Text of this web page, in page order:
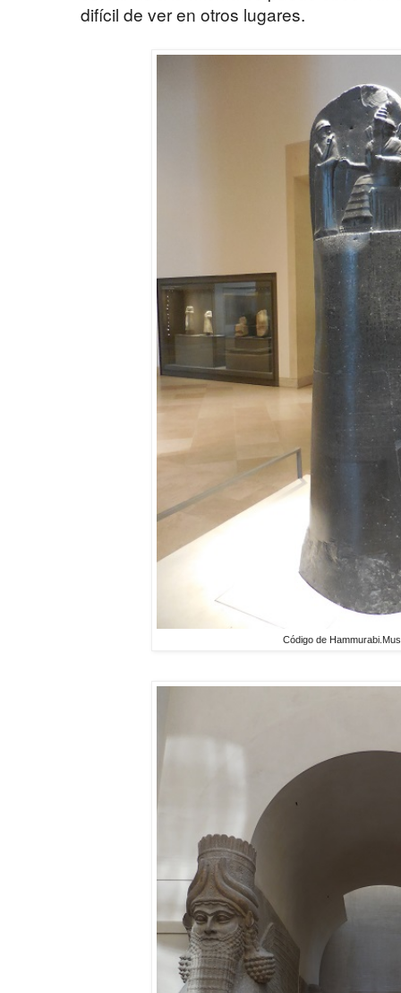
difícil de ver en otros lugares.
Código de